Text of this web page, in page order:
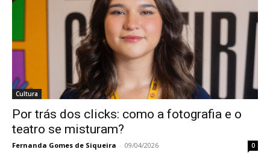
Cultura
Por trás dos clicks: como a fotografia e o
teatro se misturam?
Fernanda Gomes de Siqueira - 09/04/2026 0